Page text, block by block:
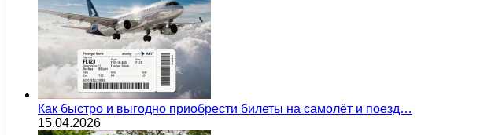
Как быстро и выгодно приобрести билеты на самолёт и поезд…
15.04.2026